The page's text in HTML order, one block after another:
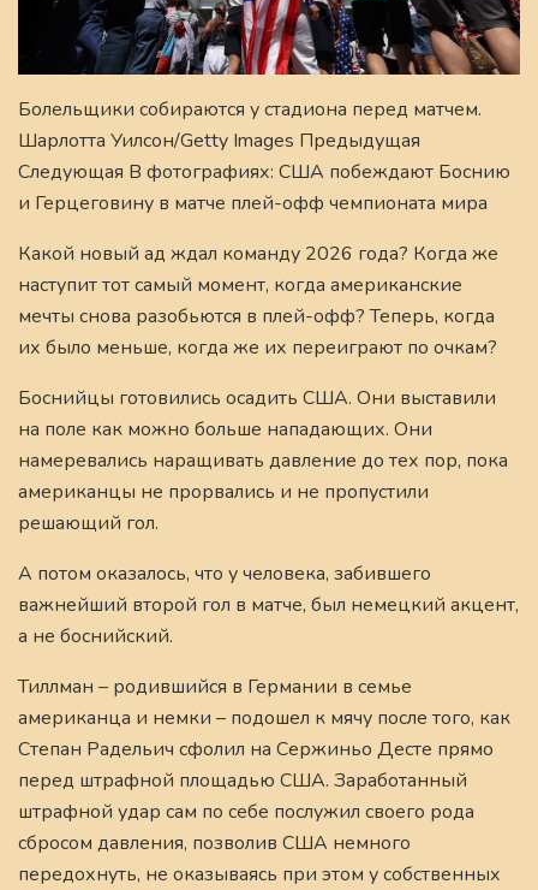
Болельщики собираются у стадиона перед матчем.
Шарлотта Уилсон/Getty Images Предыдущая
Следующая В фотографиях: США побеждают Боснию
и Герцеговину в матче плей-офф чемпионата мира
Какой новый ад ждал команду 2026 года? Когда же
наступит тот самый момент, когда американские
мечты снова разобьются в плей-офф? Теперь, когда
их было меньше, когда же их переиграют по очкам?
Боснийцы готовились осадить США. Они выставили
на поле как можно больше нападающих. Они
намеревались наращивать давление до тех пор, пока
американцы не прорвались и не пропустили
решающий гол.
А потом оказалось, что у человека, забившего
важнейший второй гол в матче, был немецкий акцент,
а не боснийский.
Тиллман – родившийся в Германии в семье
американца и немки – подошел к мячу после того, как
Степан Радельич сфолил на Сержиньо Десте прямо
перед штрафной площадью США. Заработанный
штрафной удар сам по себе послужил своего рода
сбросом давления, позволив США немного
передохнуть, не оказываясь при этом у собственных